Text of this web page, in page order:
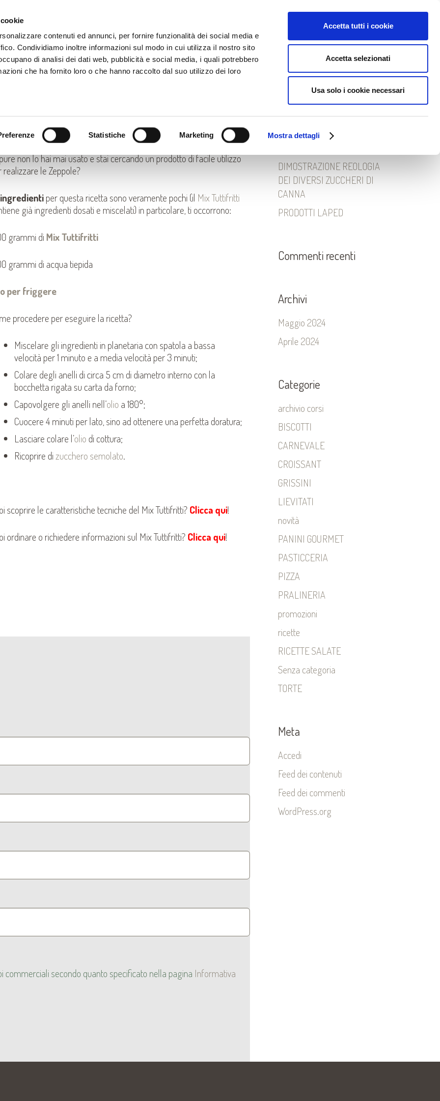
contenuti ed annunci, per fornire funzionalità dei social media e
Condividiamo inoltre informazioni sul modo in cui utilizza il nostro sito
di analisi dei dati web, pubblicità e social media, i quali potrebbero
che ha fornito loro o che hanno raccolto dal suo utilizzo dei loro
Statistiche Marketing Mostra dettagli
Accetta tutti i cookie
Accetta selezionati
Usa solo i cookie necessari
PRODOTTI
MASTERLINE
Mix Tuttifritti
e vuoi sapere come fare le famose Zeppole?
non lo hai mai usato e stai cercando un prodotto di facile utilizzo
realizzare le Zeppole?
ingredientiper questa ricetta sono veramente pochi (il Mix Tuttifritti
già ingredienti dosati e miscelati) in particolare, ti occorrono:
grammi di Mix Tuttifritti
grammi di acqua tiepida
per friggere
procedere per eseguire la ricetta?
Miscelare gli ingredienti in planetaria con spatola a bassa
velocità per 1 minuto e a media velocità per 3 minuti;
Colare degli anelli di circa 5 cm di diametro interno con la
bocchetta rigata su carta da forno;
Capovolgere gli anelli nell’olio a 180°;
Cuocere 4 minuti per lato, sino ad ottenere una perfetta doratura;
Lasciare colare l’olio di cottura;
Ricoprire di zucchero semolato.
scoprire le caratteristiche tecniche del Mix Tuttifritti? Clicca qui!
ordinare o richiedere informazioni sul Mix Tuttifritti? Clicca qui!
commerciali secondo quanto specificato nella pagina Informativa
Articoli recenti
DIMOSTRAZIONE REOLOGIA
DEI DIVERSI ZUCCHERI DI
CANNA
PRODOTTI LAPED
Commenti recenti
Archivi
Maggio 2024
Aprile 2024
Categorie
archivio corsi
BISCOTTI
CARNEVALE
CROISSANT
GRISSINI
LIEVITATI
novità
PANINI GOURMET
PASTICCERIA
PIZZA
PRALINERIA
promozioni
ricette
RICETTE SALATE
Senza categoria
TORTE
Meta
Accedi
Feed dei contenuti
Feed dei commenti
WordPress.org